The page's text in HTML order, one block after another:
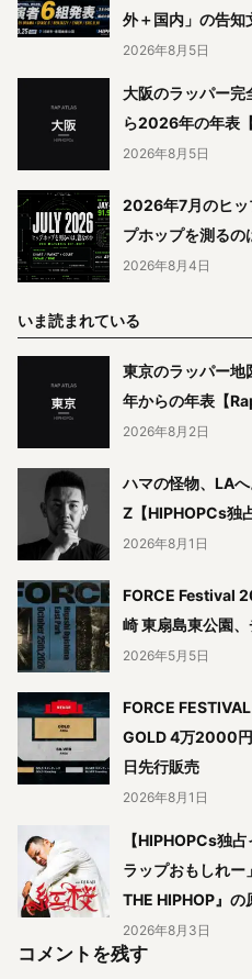
外＋国内」の告知
2026年8月5日
大阪のラッパー
ら2026年の年表
2026年8月5日
2026年7月のヒッ
プホップを測るの
2026年8月4日
いま読まれている
東京のラッパー
年からの年表【
2026年8月2日
ハマの怪物、LA
Z【HIPHOPCs独
2026年8月1日
FORCE Festival
崎 東扇島東公園
2026年5月5日
FORCE
GOLD 4万2000
日先行販売
2026年8月1日
【HIPHOPCs独
ラップおもしれ
THE HIPHOP』の
2026年8月3日
コメントを残す